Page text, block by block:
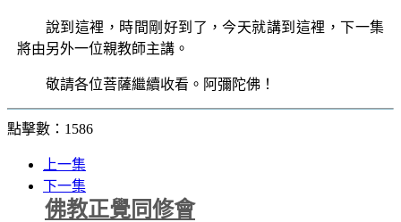
說到這裡，時間剛好到了，今天就講到這裡，下一集
將由另外一位親教師主講。
敬請各位菩薩繼續收看。阿彌陀佛！
點擊數：1586
上一集
下一集
佛教正覺同修會